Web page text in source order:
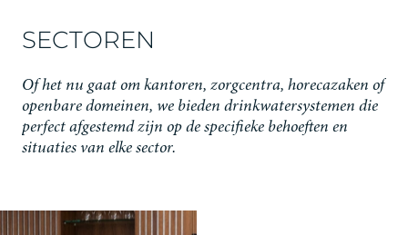
SECTOREN
Of het nu gaat om kantoren, zorgcentra, horecazaken of
openbare domeinen, we bieden drinkwatersystemen die
perfect afgestemd zijn op de specifieke behoeften en
situaties van elke sector.